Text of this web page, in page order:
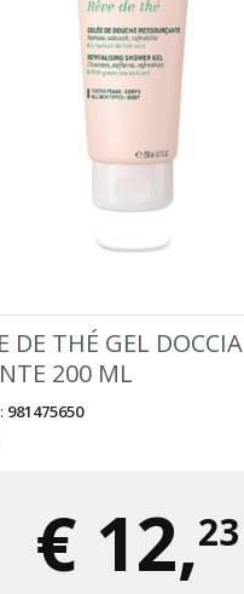
DE THÉ GEL DOCCIA
200 ML
981475650
€ 12,23